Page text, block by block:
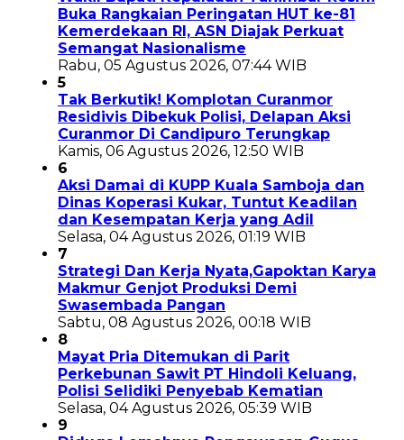
Buka Rangkaian Peringatan HUT ke-81
Kemerdekaan RI, ASN Diajak Perkuat
Semangat Nasionalisme
Rabu, 05 Agustus 2026, 07:44 WIB
5
Tak Berkutik! Komplotan Curanmor
Residivis Dibekuk Polisi, Delapan Aksi
Curanmor Di Candipuro Terungkap
Kamis, 06 Agustus 2026, 12:50 WIB
6
Aksi Damai di KUPP Kuala Samboja dan
Dinas Koperasi Kukar, Tuntut Keadilan
dan Kesempatan Kerja yang Adil
Selasa, 04 Agustus 2026, 01:19 WIB
7
Strategi Dan Kerja Nyata,Gapoktan Karya
Makmur Genjot Produksi Demi
Swasembada Pangan
Sabtu, 08 Agustus 2026, 00:18 WIB
8
Mayat Pria Ditemukan di Parit
Perkebunan Sawit PT Hindoli Keluang,
Polisi Selidiki Penyebab Kematian
Selasa, 04 Agustus 2026, 05:39 WIB
9